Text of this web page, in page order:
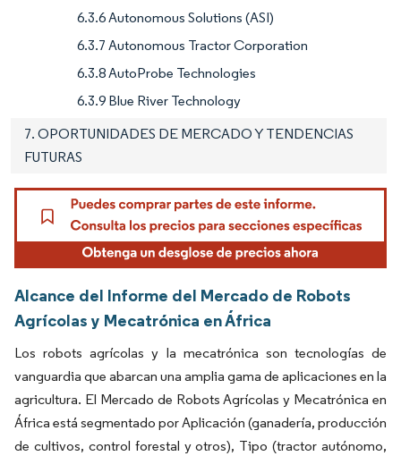
6.3.6 Autonomous Solutions (ASI)
6.3.7 Autonomous Tractor Corporation
6.3.8 AutoProbe Technologies
6.3.9 Blue River Technology
7. OPORTUNIDADES DE MERCADO Y TENDENCIAS
FUTURAS
Alcance del Informe del Mercado de Robots
Agrícolas y Mecatrónica en África
Los robots agrícolas y la mecatrónica son tecnologías de
vanguardia que abarcan una amplia gama de aplicaciones en la
agricultura. El Mercado de Robots Agrícolas y Mecatrónica en
África está segmentado por Aplicación (ganadería, producción
de cultivos, control forestal y otros), Tipo (tractor autónomo,